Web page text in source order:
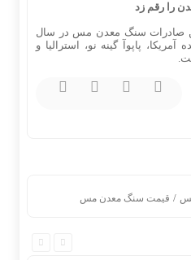
را رقم زد
صادرات سنگ معدن مس در سال
آمریکا، پاپوآ گینه نو، استرالیا و
/ قیمت سنگ معدن مس